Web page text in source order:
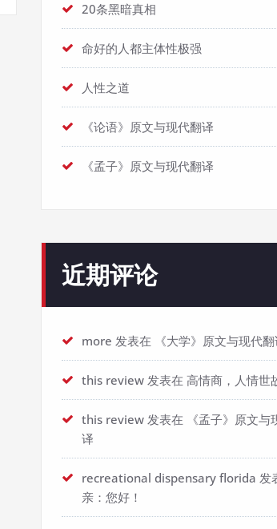
20条黑暗真相
命好的人都主体性极强
人性之道
《论语》原文与现代翻译
《孟子》原文与现代翻译
近期评论
more 发表在 《大学》原文与现代
this review 发表在 高情商，人情世
this review 发表在
《孟子》原文与
译
recreational dispensary florida 发
亲：您好！